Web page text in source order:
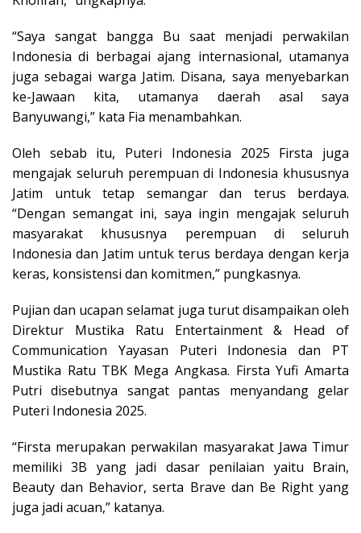
“Saya sangat bangga Bu saat menjadi perwakilan
Indonesia di berbagai ajang internasional, utamanya
juga sebagai warga Jatim. Disana, saya menyebarkan
ke-Jawaan kita, utamanya daerah asal saya
Banyuwangi,” kata Fia menambahkan.
Oleh sebab itu, Puteri Indonesia 2025 Firsta juga
mengajak seluruh perempuan di Indonesia khususnya
Jatim untuk tetap semangar dan terus berdaya.
“Dengan semangat ini, saya ingin mengajak seluruh
masyarakat khususnya perempuan di seluruh
Indonesia dan Jatim untuk terus berdaya dengan kerja
keras, konsistensi dan komitmen,” pungkasnya.
Pujian dan ucapan selamat juga turut disampaikan oleh
Direktur Mustika Ratu Entertainment & Head of
Communication Yayasan Puteri Indonesia dan PT
Mustika Ratu TBK Mega Angkasa. Firsta Yufi Amarta
Putri disebutnya sangat pantas menyandang gelar
Puteri Indonesia 2025.
“Firsta merupakan perwakilan masyarakat Jawa Timur
memiliki 3B yang jadi dasar penilaian yaitu Brain,
Beauty dan Behavior, serta Brave dan Be Right yang
juga jadi acuan,” katanya.